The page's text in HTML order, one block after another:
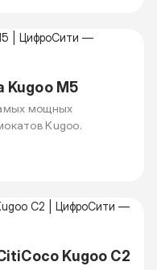
Kugoo М5
мощных
Kugoo.
Kugoo C2